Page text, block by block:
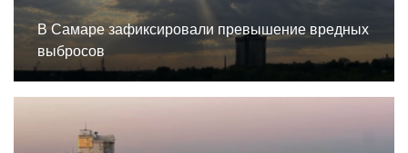
В Самаре зафиксировали превышение вредных
выбросов